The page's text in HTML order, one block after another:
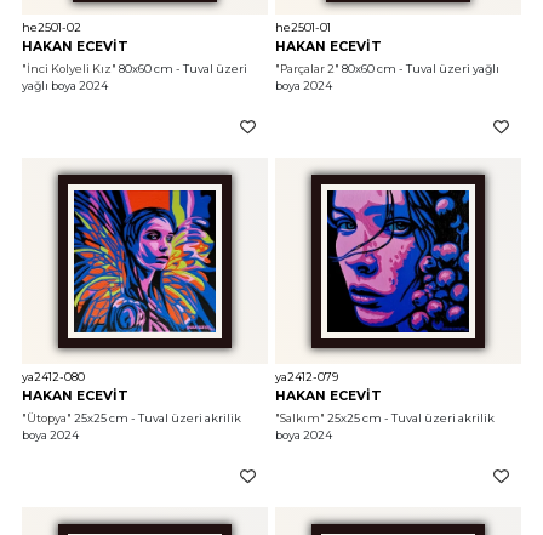
he2501-02
HAKAN ECEVİT
"İnci Kolyeli Kız" 80x60 cm - Tuval üzeri
yağlı boya 2024
he2501-01
HAKAN ECEVİT
"Parçalar 2" 80x60 cm - Tuval üzeri yağlı
boya 2024
ya2412-080
HAKAN ECEVİT
"Ütopya" 25x25 cm - Tuval üzeri akrilik
boya 2024
ya2412-079
HAKAN ECEVİT
"Salkım" 25x25 cm - Tuval üzeri akrilik
boya 2024